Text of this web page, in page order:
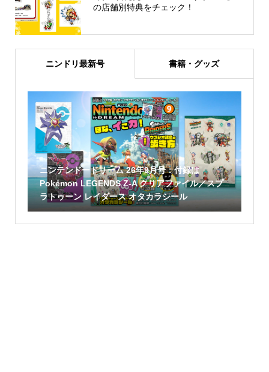
の店舗別特典をチェック！
ニンドリ最新号 書籍・グッズ
ニンテンドードリーム 26年9月号：付録は
Pokémon LEGENDS Z-A クリアファイル／スプ
ラトゥーン レイダース オタカラシール